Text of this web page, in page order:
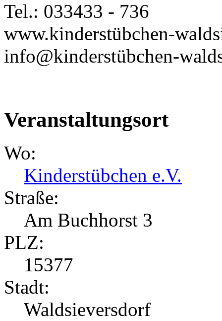
Tel.: 033433 - 736
www.kinderstübchen-
info@kinderstübchen-
Veranstaltungsort
Wo:
Kinderstübchen e.V.
Straße:
Am Buchhorst 3
PLZ:
15377
Stadt:
Waldsieversdorf